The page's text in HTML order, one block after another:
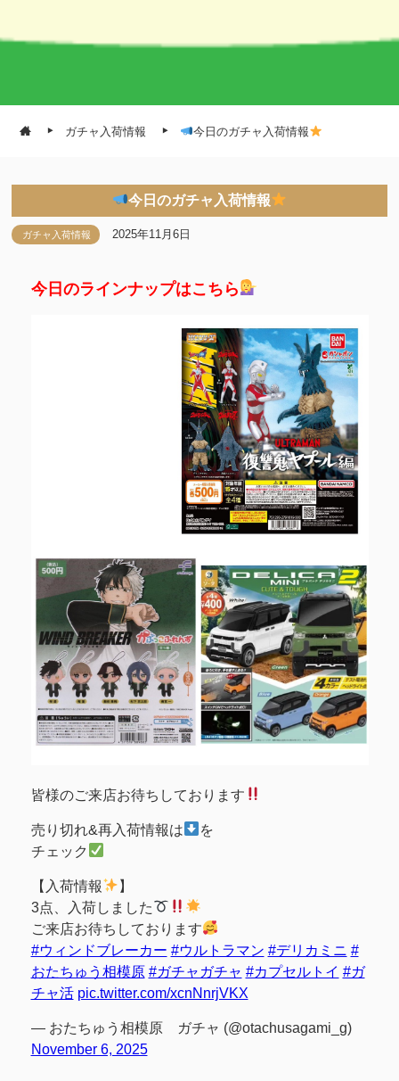
ガチャ入荷情報 今日のガチャ入荷情報
今日のガチャ入荷情報
ガチャ入荷情報 2025年11月6日
今日のラインナップはこちら
皆様のご来店お待ちしております
売り切れ&再入荷情報は
を
チェック
【入荷情報
】
3点、入荷しました
ご来店お待ちしております
#ウィンドブレーカー #ウルトラマン #デリカミニ #
おたちゅう相模原 #ガチャガチャ #カプセルトイ #ガ
チャ活 pic.twitter.com/xcnNnrjVKX
— おたちゅう相模原 ガチャ (@otachusagami_g)
November 6, 2025